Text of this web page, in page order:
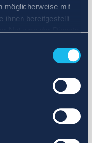
möglicherweise mit
ihnen bereitgestellt